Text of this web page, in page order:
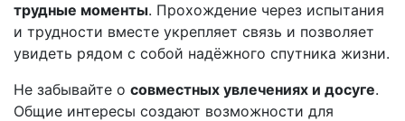
трудные моменты. Прохождение через испытания
и трудности вместе укрепляет связь и позволяет
увидеть рядом с собой надёжного спутника жизни.
Не забывайте о совместных увлечениях и досуге.
Общие интересы создают возможности для